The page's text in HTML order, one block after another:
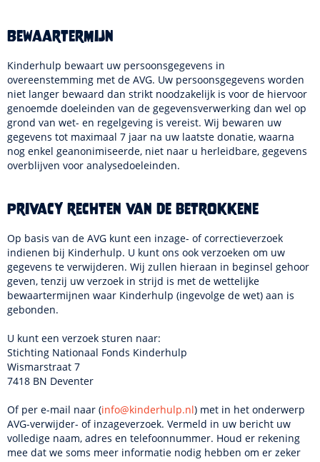
Bewaartermijn
Kinderhulp bewaart uw persoonsgegevens in
overeenstemming met de AVG. Uw persoonsgegevens worden
niet langer bewaard dan strikt noodzakelijk is voor de hiervoor
genoemde doeleinden van de gegevensverwerking dan wel op
grond van wet- en regelgeving is vereist. Wij bewaren uw
gegevens tot maximaal 7 jaar na uw laatste donatie, waarna
nog enkel geanonimiseerde, niet naar u herleidbare, gegevens
overblijven voor analysedoeleinden.
Privacy rechten van de betrokkene
Op basis van de AVG kunt een inzage- of correctieverzoek
indienen bij Kinderhulp. U kunt ons ook verzoeken om uw
gegevens te verwijderen. Wij zullen hieraan in beginsel gehoor
geven, tenzij uw verzoek in strijd is met de wettelijke
bewaartermijnen waar Kinderhulp (ingevolge de wet) aan is
gebonden.
U kunt een verzoek sturen naar:
Stichting Nationaal Fonds Kinderhulp
Wismarstraat 7
7418 BN Deventer
Of per e-mail naar (info@kinderhulp.nl) met in het onderwerp
AVG-verwijder- of inzageverzoek. Vermeld in uw bericht uw
volledige naam, adres en telefoonnummer. Houd er rekening
mee dat we soms meer informatie nodig hebben om er zeker